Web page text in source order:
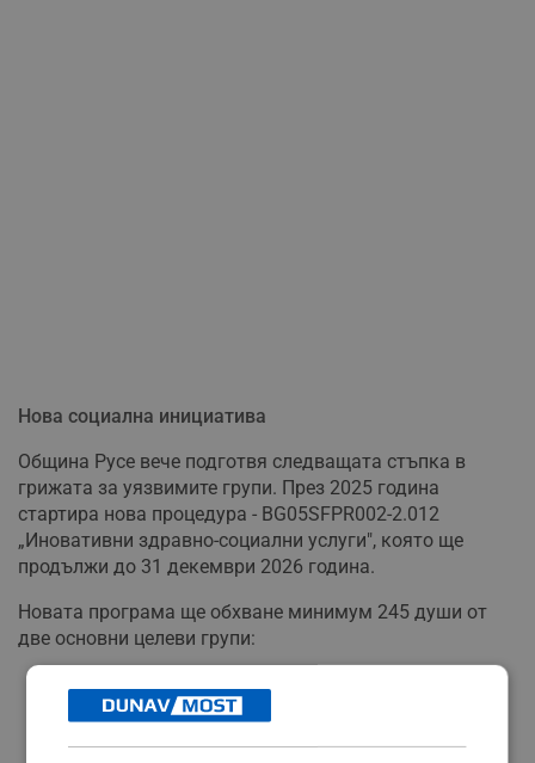
Нова социална инициатива
Община Русе вече подготвя следващата стъпка в
грижата за уязвимите групи. През 2025 година
стартира нова процедура - BG05SFPR002-2.012
„Иновативни здравно-социални услуги", която ще
продължи до 31 декември 2026 година.
Новата програма ще обхване минимум 245 души от
две основни целеви групи:
Самотно живеещи лица с увреждания без
определена чужда помощ